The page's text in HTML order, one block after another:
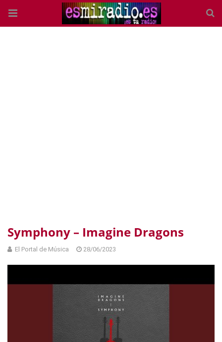
Symphony – Imagine Dragons
El Portal de Música 28/06/2023